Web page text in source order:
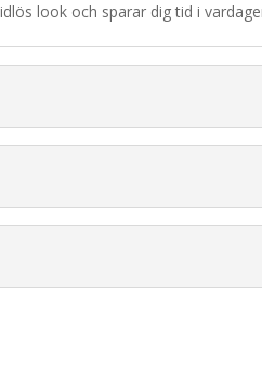
look och sparar dig tid i